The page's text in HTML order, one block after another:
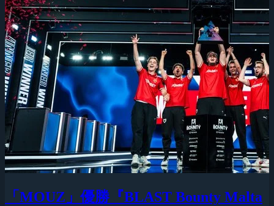
「MOUZ」優勝『BLAST Bounty Malta